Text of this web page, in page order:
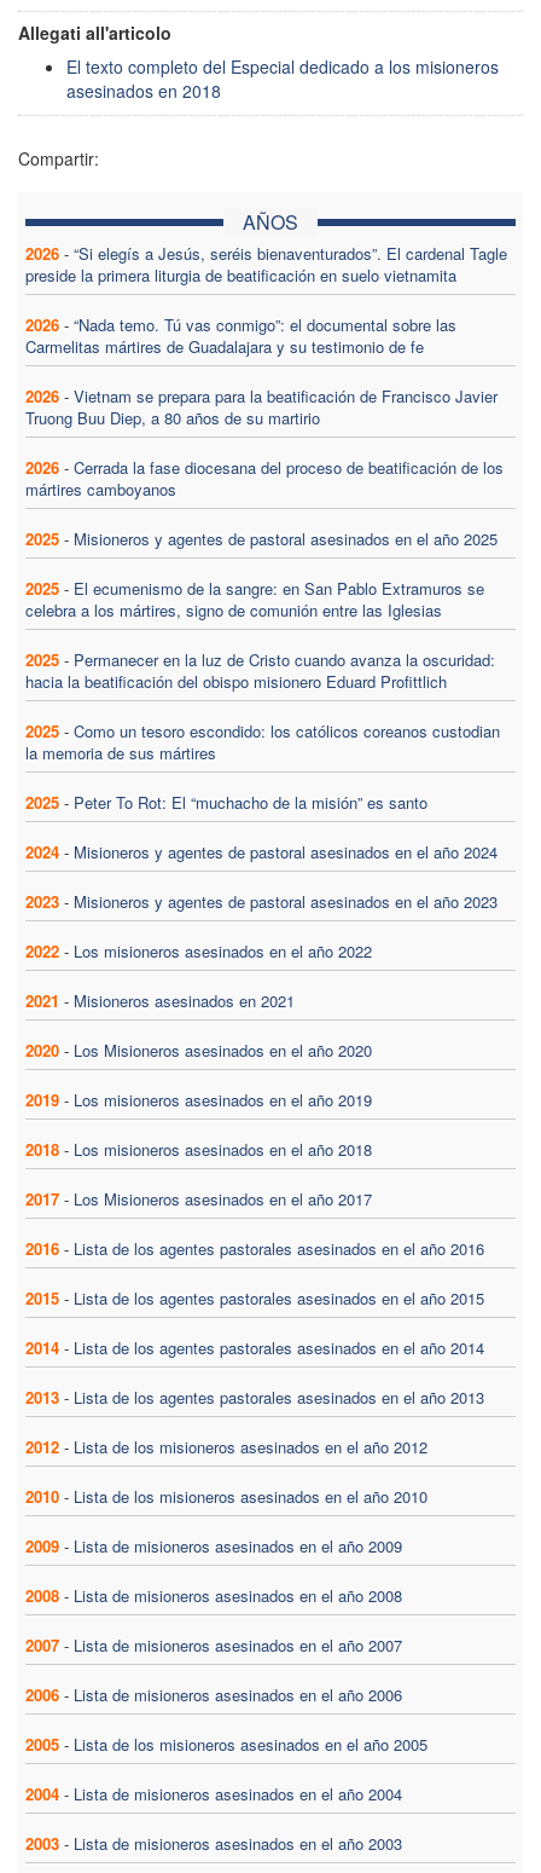
Allegati all'articolo
El texto completo del Especial dedicado a los misioneros
asesinados en 2018
Compartir:
AÑOS
2026 - “Si elegís a Jesús, seréis bienaventurados”. El cardenal Tagle
preside la primera liturgia de beatificación en suelo vietnamita
2026 - “Nada temo. Tú vas conmigo”: el documental sobre las
Carmelitas mártires de Guadalajara y su testimonio de fe
2026 - Vietnam se prepara para la beatificación de Francisco Javier
Truong Buu Diep, a 80 años de su martirio
2026 - Cerrada la fase diocesana del proceso de beatificación de los
mártires camboyanos
2025 - Misioneros y agentes de pastoral asesinados en el año 2025
2025 - El ecumenismo de la sangre: en San Pablo Extramuros se
celebra a los mártires, signo de comunión entre las Iglesias
2025 - Permanecer en la luz de Cristo cuando avanza la oscuridad:
hacia la beatificación del obispo misionero Eduard Profittlich
2025 - Como un tesoro escondido: los católicos coreanos custodian
la memoria de sus mártires
2025 - Peter To Rot: El “muchacho de la misión” es santo
2024 - Misioneros y agentes de pastoral asesinados en el año 2024
2023 - Misioneros y agentes de pastoral asesinados en el año 2023
2022 - Los misioneros asesinados en el año 2022
2021 - Misioneros asesinados en 2021
2020 - Los Misioneros asesinados en el año 2020
2019 - Los misioneros asesinados en el año 2019
2018 - Los misioneros asesinados en el año 2018
2017 - Los Misioneros asesinados en el año 2017
2016 - Lista de los agentes pastorales asesinados en el año 2016
2015 - Lista de los agentes pastorales asesinados en el año 2015
2014 - Lista de los agentes pastorales asesinados en el año 2014
2013 - Lista de los agentes pastorales asesinados en el año 2013
2012 - Lista de los misioneros asesinados en el año 2012
2010 - Lista de los misioneros asesinados en el año 2010
2009 - Lista de misioneros asesinados en el año 2009
2008 - Lista de misioneros asesinados en el año 2008
2007 - Lista de misioneros asesinados en el año 2007
2006 - Lista de misioneros asesinados en el año 2006
2005 - Lista de los misioneros asesinados en el año 2005
2004 - Lista de misioneros asesinados en el año 2004
2003 - Lista de misioneros asesinados en el año 2003